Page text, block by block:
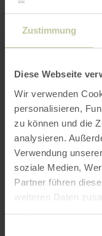
Zustimmung
Diese Webseite
Wir verwenden
personalisieren,
zu können und die
analysieren.
Verwendung
soziale Medien,
Partner führen
weiteren Daten